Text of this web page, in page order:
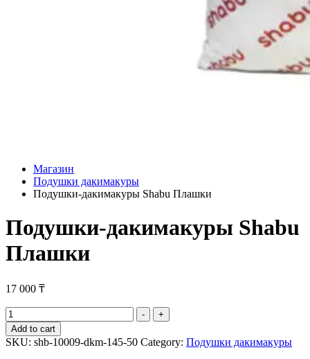
Магазин
Подушки дакимакуры
Подушки-дакимакуры Shabu Плашки
Подушки-дакимакуры Shabu
Плашки
17 000 ₸
Подушки-
дакимакуры
Shabu
Плашки
-
+
Add to cart
SKU: shb-10009-dkm-145-50 Category: Подушки дакимакуры